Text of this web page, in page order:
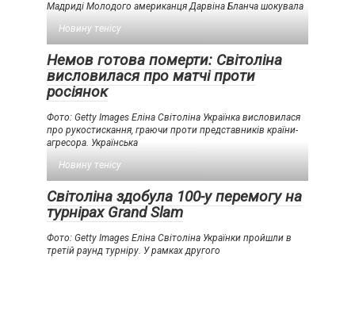
Мадриді Молодого американця Дарвіна Бланча шокувала
Новину тенісу
Немов готова померти: Світоліна
висловилася про матчі проти
росіянок
Фото: Getty Images Еліна Світоліна Українка висловилася
про рукостискання, граючи проти представників країни-
агресора. Українська
Новину тенісу
Світоліна здобула 100-у перемогу на
турнірах Grand Slam
Фото: Getty Images Еліна Світоліна Українки пройшли в
третій раунд турніру. У рамках другого